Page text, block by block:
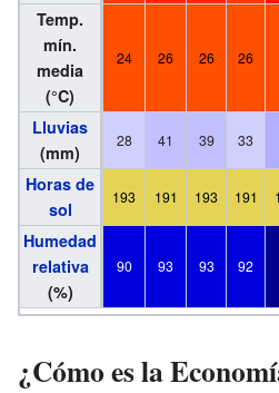
Temp.
mín.
media
(°C)
24 26 26 26
Lluvias
(mm)
28 41 39 33
Horas de
sol
193 191 193 191
Humedad
relativa
(%)
90 93 93 92
¿Cómo es la